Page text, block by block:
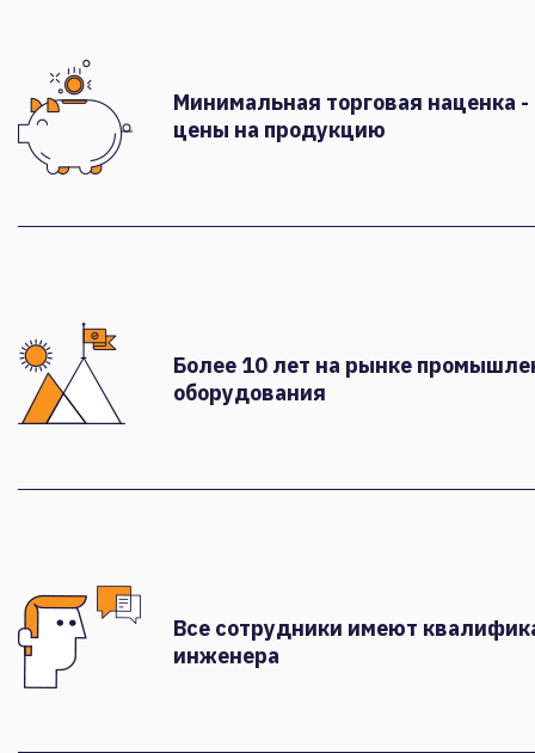
Минимальная торговая наценка
цены на продукцию
Более 10 лет на рынке
оборудования
Все сотрудники имеют
инженера